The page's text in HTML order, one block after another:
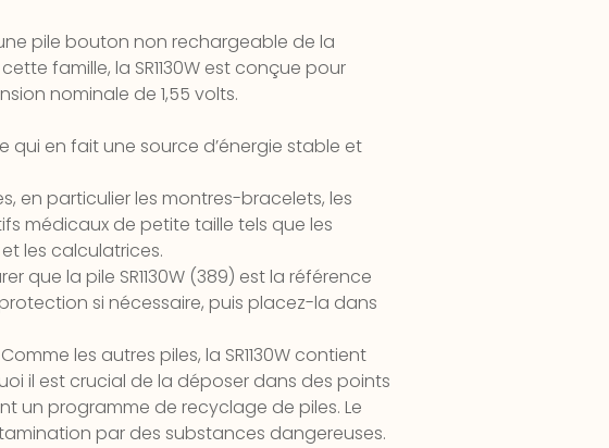
pile bouton non rechargeable de la
famille, la SR1130W est conçue pour
nominale de 1,55 volts.
qui en fait une source d’énergie stable et
en particulier les montres-bracelets, les
médicaux de petite taille tels que les
les calculatrices.
que la pile SR1130W (389) est la référence
si nécessaire, puis placez-la dans
les autres piles, la SR1130W contient
il est crucial de la déposer dans des points
un programme de recyclage de piles. Le
par des substances dangereuses.